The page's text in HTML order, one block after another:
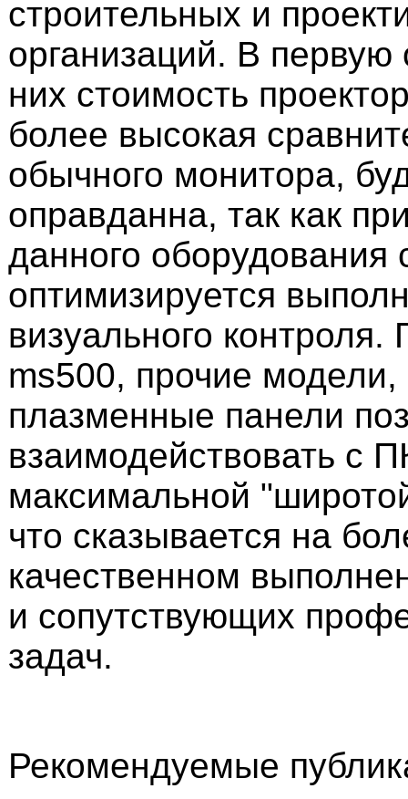
строительных и
организаций. В первую
них стоимость
более высокая
обычного монитора,
оправданна, так как
данного оборудования
оптимизируется
визуального контроля.
ms500, прочие модели,
плазменные панели
взаимодействовать с
максимальной
что сказывается на
качественном
и сопутствующих
задач.
Рекомендуемые